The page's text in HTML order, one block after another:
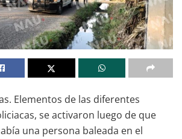
Elementos de las diferentes
se activaron luego de que
una persona baleada en el